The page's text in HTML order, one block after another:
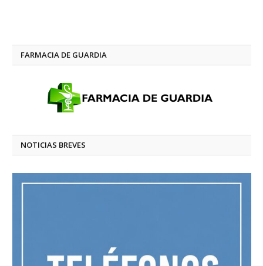
FARMACIA DE GUARDIA
NOTICIAS BREVES